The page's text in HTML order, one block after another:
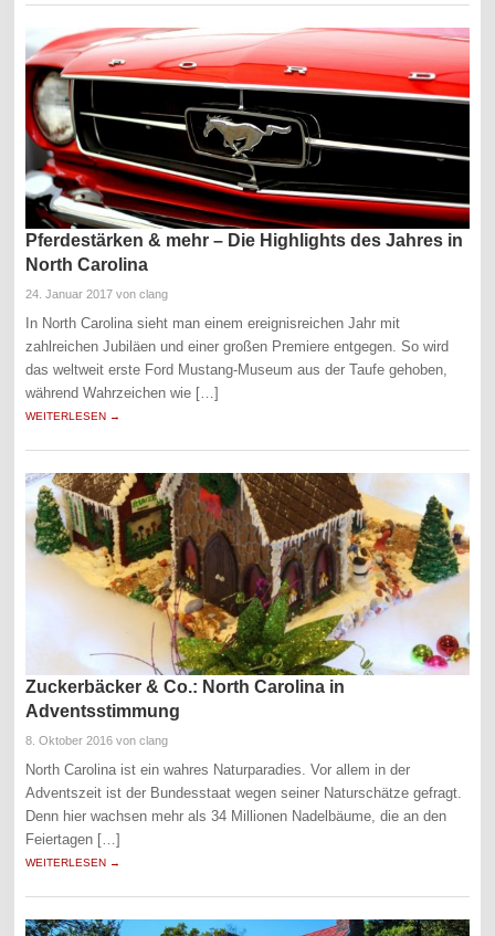
Pferdestärken & mehr – Die Highlights des Jahres in
North Carolina
24. Januar 2017 von clang
In North Carolina sieht man einem ereignisreichen Jahr mit
zahlreichen Jubiläen und einer großen Premiere entgegen. So wird
das weltweit erste Ford Mustang-Museum aus der Taufe gehoben,
während Wahrzeichen wie […]
WEITERLESEN →
Zuckerbäcker & Co.: North Carolina in
Adventsstimmung
8. Oktober 2016 von clang
North Carolina ist ein wahres Naturparadies. Vor allem in der
Adventszeit ist der Bundesstaat wegen seiner Naturschätze gefragt.
Denn hier wachsen mehr als 34 Millionen Nadelbäume, die an den
Feiertagen […]
WEITERLESEN →